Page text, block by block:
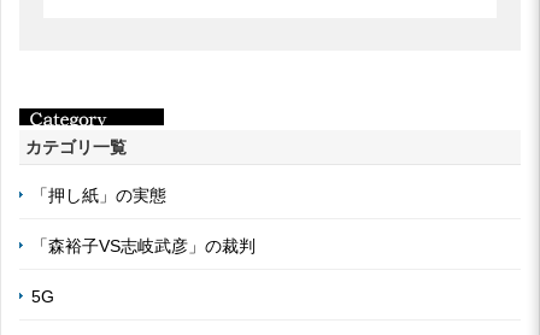
カテゴリ一覧
「押し紙」の実態
「森裕子VS志岐武彦」の裁判
5G